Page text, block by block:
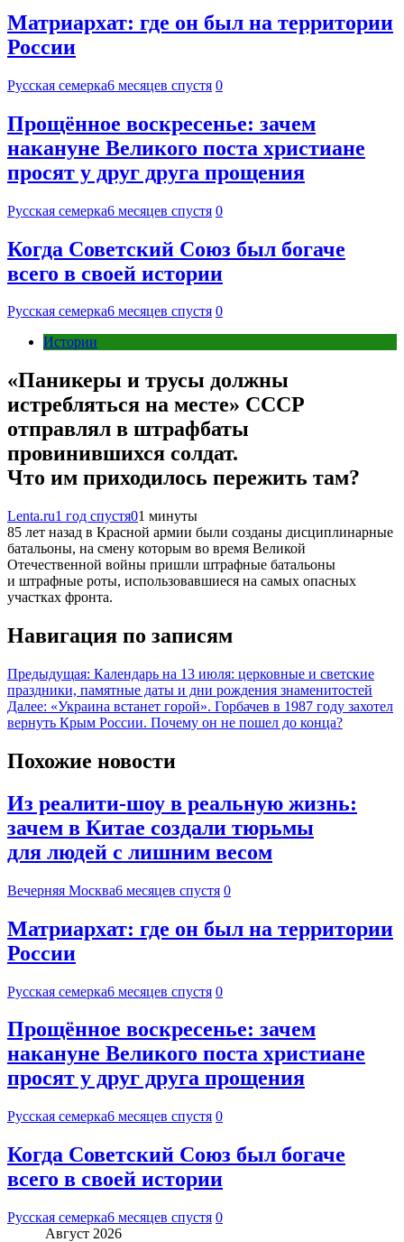
Матриархат: где он был на территории
России
Русская семерка6 месяцев спустя 0
Прощённое воскресенье: зачем
накануне Великого поста христиане
просят у друг друга прощения
Русская семерка6 месяцев спустя 0
Когда Советский Союз был богаче
всего в своей истории
Русская семерка6 месяцев спустя 0
Истории
«Паникеры и трусы должны
истребляться на месте» СССР
отправлял в штрафбаты
провинившихся солдат.
Что им приходилось пережить там?
Lenta.ru1 год спустя01 минуты
85 лет назад в Красной армии были созданы дисциплинарные
батальоны, на смену которым во время Великой
Отечественной войны пришли штрафные батальоны
и штрафные роты, использовавшиеся на самых опасных
участках фронта.
Навигация по записям
Предыдущая: Календарь на 13 июля: церковные и светские
праздники, памятные даты и дни рождения знаменитостей
Далее: «Украина встанет горой». Горбачев в 1987 году захотел
вернуть Крым России. Почему он не пошел до конца?
Похожие новости
Из реалити-шоу в реальную жизнь:
зачем в Китае создали тюрьмы
для людей с лишним весом
Вечерняя Москва6 месяцев спустя 0
Матриархат: где он был на территории
России
Русская семерка6 месяцев спустя 0
Прощённое воскресенье: зачем
накануне Великого поста христиане
просят у друг друга прощения
Русская семерка6 месяцев спустя 0
Когда Советский Союз был богаче
всего в своей истории
Русская семерка6 месяцев спустя 0
Август 2026